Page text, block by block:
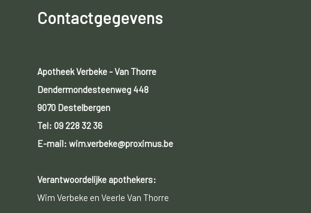
Contactgegevens
Apotheek Verbeke - Van Thorre
Dendermondesteenweg 448
9070 Destelbergen
Tel: 09 228 32 36
E-mail: wim.verbeke@proximus.be
Verantwoordelijke apothekers:
Wim Verbeke en Veerle Van Thorre